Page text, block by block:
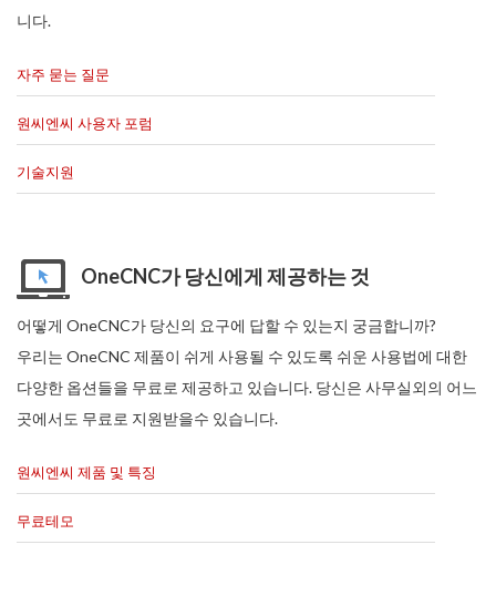
니다.
자주 묻는 질문
원씨엔씨 사용자 포럼
기술지원
OneCNC가 당신에게 제공하는 것
어떻게 OneCNC가 당신의 요구에 답할 수 있는지 궁금합니까?
우리는 OneCNC 제품이 쉬게 사용될 수 있도록 쉬운 사용법에 대한
다양한 옵션들을 무료로 제공하고 있습니다. 당신은 사무실외의 어느
곳에서도 무료로 지원받을수 있습니다.
원씨엔씨 제품 및 특징
무료테모